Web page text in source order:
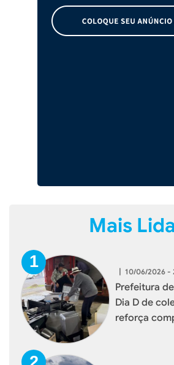
Mais
| 10/06/2026 -
Prefeitura
Dia D de
reforça